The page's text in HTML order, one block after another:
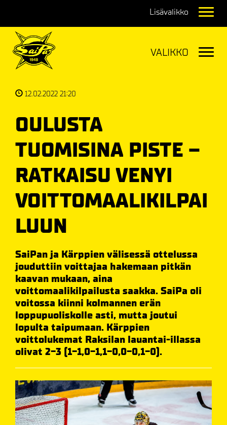
12.02.2022 21:20
OULUSTA
TUOMISINA PISTE –
RATKAISU VENYI
VOITTOMAALIKILPAI
LUUN
SaiPan ja Kärppien välisessä ottelussa
jouduttiin voittajaa hakemaan pitkän
kaavan mukaan, aina
voittomaalikilpailusta saakka. SaiPa oli
voitossa kiinni kolmannen erän
loppupuoliskolle asti, mutta joutui
lopulta taipumaan. Kärppien
voittolukemat Raksilan lauantai-illassa
olivat 2-3 (1-1,0-1,1-0,0-0,1-0).